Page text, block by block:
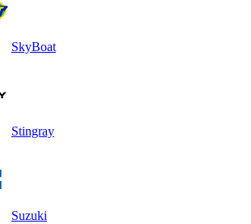
SkyBoat
Stingray
Suzuki